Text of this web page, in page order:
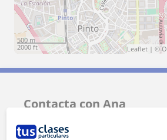
500 m
2000 ft
Leaflet | ©
Contacta con Ana
Tarifa